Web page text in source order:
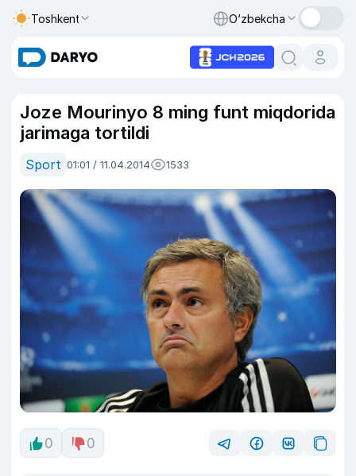
Toshkent O‘zbekcha
Joze Mourinyo 8 ming funt miqdorida
jarimaga tortildi
Sport 01:01 / 11.04.2014 1533
0 0